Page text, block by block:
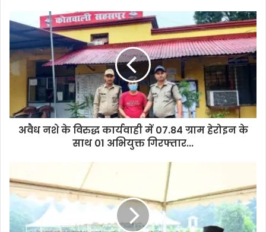
r
E
m
a
d
s
अवैध नशे के विरुद्ध कार्यवाही में 07.84 ग्राम हेरोइन के
साथ 01 अभियुक्त गिरफ्तार...